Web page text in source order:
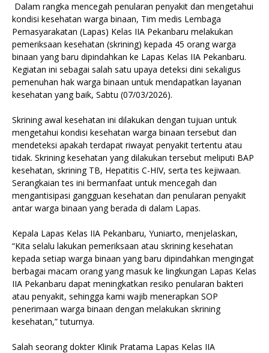
Dalam rangka mencegah penularan penyakit dan mengetahui
kondisi kesehatan warga binaan, Tim medis Lembaga
Pemasyarakatan (Lapas) Kelas IIA Pekanbaru melakukan
pemeriksaan kesehatan (skrining) kepada 45 orang warga
binaan yang baru dipindahkan ke Lapas Kelas IIA Pekanbaru.
Kegiatan ini sebagai salah satu upaya deteksi dini sekaligus
pemenuhan hak warga binaan untuk mendapatkan layanan
kesehatan yang baik, Sabtu (07/03/2026).
Skrining awal kesehatan ini dilakukan dengan tujuan untuk
mengetahui kondisi kesehatan warga binaan tersebut dan
mendeteksi apakah terdapat riwayat penyakit tertentu atau
tidak. Skrining kesehatan yang dilakukan tersebut meliputi BAP
kesehatan, skrining TB, Hepatitis C-HIV, serta tes kejiwaan.
Serangkaian tes ini bermanfaat untuk mencegah dan
mengantisipasi gangguan kesehatan dan penularan penyakit
antar warga binaan yang berada di dalam Lapas.
Kepala Lapas Kelas IIA Pekanbaru, Yuniarto, menjelaskan,
“Kita selalu lakukan pemeriksaan atau skrining kesehatan
kepada setiap warga binaan yang baru dipindahkan mengingat
berbagai macam orang yang masuk ke lingkungan Lapas Kelas
IIA Pekanbaru dapat meningkatkan resiko penularan bakteri
atau penyakit, sehingga kami wajib menerapkan SOP
penerimaan warga binaan dengan melakukan skrining
kesehatan,” tuturnya.
Salah seorang dokter Klinik Pratama Lapas Kelas IIA